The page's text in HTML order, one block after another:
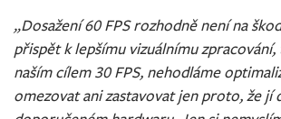
„Dosažení 60 FPS rozhodně není na
přispět k lepšímu vizuálnímu zpracování,
naším cílem 30 FPS, nehodláme
omezovat ani zastavovat jen proto, že jí